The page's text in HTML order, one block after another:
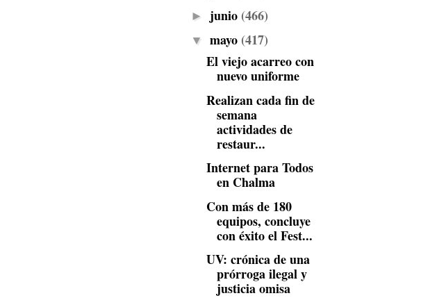
► junio (466)
▼ mayo (417)
El viejo acarreo con
nuevo uniforme
Realizan cada fin de
semana
actividades de
restaur...
Internet para Todos
en Chalma
Con más de 180
equipos, concluye
con éxito el Fest...
UV: crónica de una
prórroga ilegal y
justicia omisa